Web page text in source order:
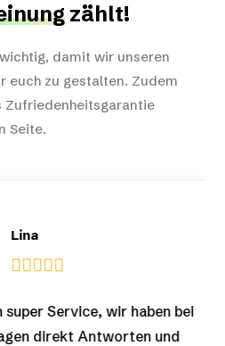
zählt!
damit wir unseren
euch zu gestalten. Zudem
Seite.
wir haben bei
Antworten und